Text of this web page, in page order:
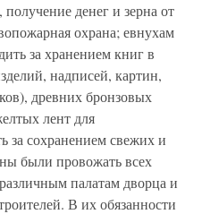
денег и зерна от
охрана; евнухам
за хранением книг в
надписей, картин,
древних бронзовых
лент для
за сохранением свежих и
были провожать всех
палатам дворца и
В их обязанности